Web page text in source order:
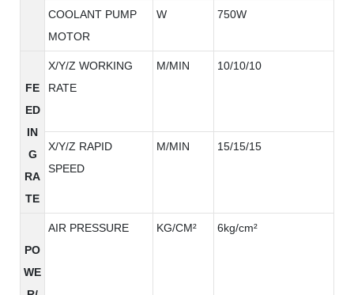
COOLANT PUMP
MOTOR
W 750W
FE
ED
IN
G
RA
TE
X/Y/Z WORKING
RATE
M/MIN 10/10/10
X/Y/Z RAPID
SPEED
M/MIN 15/15/15
PO
WE
AIR PRESSURE KG/CM² 6kg/cm²